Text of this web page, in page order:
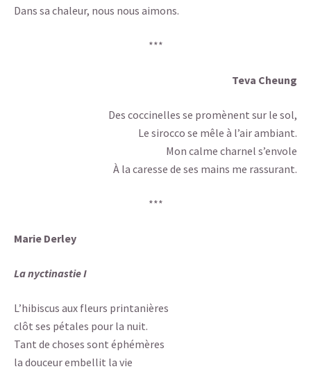
Dans sa chaleur, nous nous aimons.
***
Teva Cheung
Des coccinelles se promènent sur le sol,
Le sirocco se mêle à l’air ambiant.
Mon calme charnel s’envole
À la caresse de ses mains me rassurant.
***
Marie Derley
La nyctinastie I
L’hibiscus aux fleurs printanières
clôt ses pétales pour la nuit.
Tant de choses sont éphémères
la douceur embellit la vie